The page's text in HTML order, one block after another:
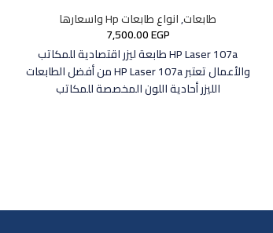
طابعات,انواع طابعات Hp واسعارها
7,500.00EGP
HP Laser 107a طابعة ليزر اقتصادية للمكاتب
والأعمال تعتبر HP Laser 107a من أفضل الطابعات
الليزر أحادية اللون المخصصة للمكاتب